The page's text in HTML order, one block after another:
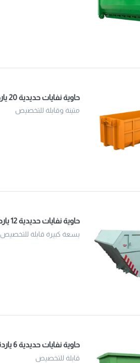
حاوية نفايات حديدية 20 ياردة
متينة وقابلة للتخصيص
حاوية نفايات حديدية 12 ياردة
بسعة كبيرة قابلة للتخصيص
حاوية نفايات حديدية 6 ياردة
قابلة للتخصيص